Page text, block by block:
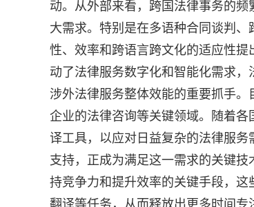
动。从外部来看，跨国法律事务的
大需求。特别是在多语种合同谈判
性、效率和跨语言跨文化的适应性
动了法律服务数字化和智能化需求
涉外法律服务整体效能的重要抓手
企业的法律咨询等关键领域。随着
译工具，以应对日益复杂的法律服
支持，正成为满足这一需求的关键
持竞争力和提升效率的关键手段，
翻译等任务，从而释放出更多时间